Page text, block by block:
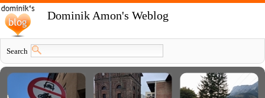
Dominik Amon's Weblog
Search